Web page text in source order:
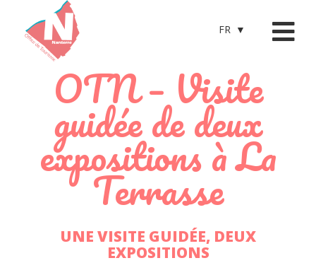
FR
OTN – Visite
guidée de deux
expositions à La
Terrasse
UNE VISITE GUIDÉE, DEUX
EXPOSITIONS